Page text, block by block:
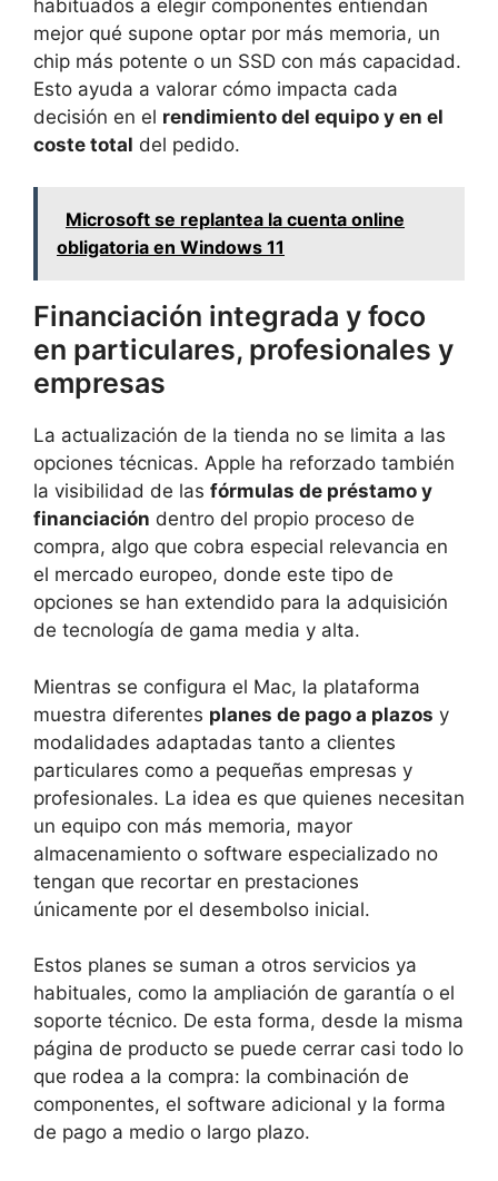
habituados a elegir componentes entiendan
mejor qué supone optar por más memoria, un
chip más potente o un SSD con más capacidad.
Esto ayuda a valorar cómo impacta cada
decisión en el rendimiento del equipo y en el
coste total del pedido.
Microsoft se replantea la cuenta online
obligatoria en Windows 11
Financiación integrada y foco
en particulares, profesionales y
empresas
La actualización de la tienda no se limita a las
opciones técnicas. Apple ha reforzado también
la visibilidad de las fórmulas de préstamo y
financiación dentro del propio proceso de
compra, algo que cobra especial relevancia en
el mercado europeo, donde este tipo de
opciones se han extendido para la adquisición
de tecnología de gama media y alta.
Mientras se configura el Mac, la plataforma
muestra diferentes planes de pago a plazos y
modalidades adaptadas tanto a clientes
particulares como a pequeñas empresas y
profesionales. La idea es que quienes necesitan
un equipo con más memoria, mayor
almacenamiento o software especializado no
tengan que recortar en prestaciones
únicamente por el desembolso inicial.
Estos planes se suman a otros servicios ya
habituales, como la ampliación de garantía o el
soporte técnico. De esta forma, desde la misma
página de producto se puede cerrar casi todo lo
que rodea a la compra: la combinación de
componentes, el software adicional y la forma
de pago a medio o largo plazo.